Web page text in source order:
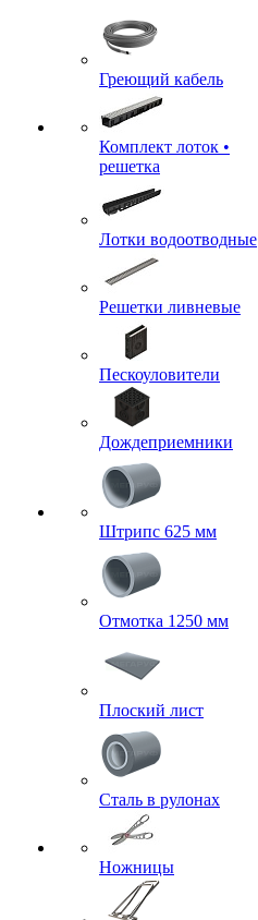
Греющий кабель
Комплект лоток •
решетка
Лотки водоотводные
Решетки ливневые
Пескоуловители
Дождеприемники
Штрипс 625 мм
Отмотка 1250 мм
Плоский лист
Сталь в рулонах
Ножницы